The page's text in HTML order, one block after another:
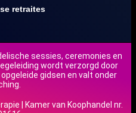
retraites
sessies, ceremonies en
wordt verzorgd door
gidsen en valt onder
| Kamer van Koophandel nr.